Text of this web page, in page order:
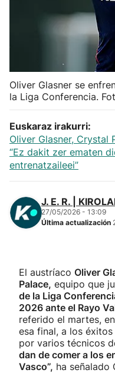
Oliver Glasner se
la Liga Conferencia.
Euskaraz irakurri:
Oliver Glasner, Crystal
“Ez dakit zer ematen
entrenatzaileei”
J. E. R. |
27/05/2026 - 13:09
Última actualización
El austríaco Oliver
Palace, equipo que
de la Liga
2026 ante el Rayo
referido el martes,
esa final, a los
por varios técnicos
dan de comer a los
Vasco”, ha señalado